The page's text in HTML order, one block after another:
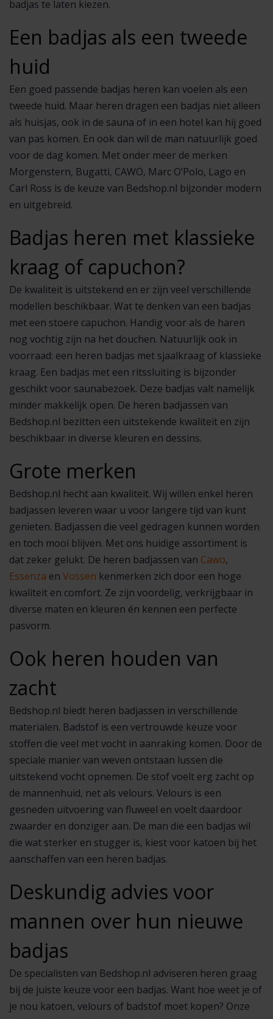
badjas te laten kiezen.
Een badjas als een tweede
huid
Een goed passende badjas heren kan voelen als een
tweede huid. Maar heren dragen een badjas niet alleen
als huisjas, ook in de sauna of in een hotel kan hij goed
van pas komen. En ook dan wil de man natuurlijk goed
voor de dag komen. Met onder meer de merken
Morgenstern, Bugatti, CAWÖ, Marc O’Polo, Lago en
Carl Ross is de keuze van Bedshop.nl bijzonder modern
en uitgebreid.
Badjas heren met klassieke
kraag of capuchon?
De kwaliteit is uitstekend en er zijn veel verschillende
modellen beschikbaar. Wat te denken van een badjas
met een stoere capuchon. Handig voor als de haren
nog vochtig zijn na het douchen. Natuurlijk ook in
voorraad: een heren badjas met sjaalkraag of klassieke
kraag. Een badjas met een ritssluiting is bijzonder
geschikt voor saunabezoek. Deze badjas valt namelijk
minder makkelijk open. De heren badjassen van
Bedshop.nl bezitten een uitstekende kwaliteit en zijn
beschikbaar in diverse kleuren en dessins.
Grote merken
Bedshop.nl hecht aan kwaliteit. Wij willen enkel heren
badjassen leveren waar u voor langere tijd van kunt
genieten. Badjassen die veel gedragen kunnen worden
en toch mooi blijven. Met ons huidige assortiment is
dat zeker gelukt. De heren badjassen van Cawo,
Essenza en Vossen kenmerken zich door een hoge
kwaliteit en comfort. Ze zijn voordelig, verkrijgbaar in
diverse maten en kleuren én kennen een perfecte
pasvorm.
Ook heren houden van
zacht
Bedshop.nl biedt heren badjassen in verschillende
materialen. Badstof is een vertrouwde keuze voor
stoffen die veel met vocht in aanraking komen. Door de
speciale manier van weven ontstaan lussen die
uitstekend vocht opnemen. De stof voelt erg zacht op
de mannenhuid, net als velours. Velours is een
gesneden uitvoering van fluweel en voelt daardoor
zwaarder en donziger aan. De man die een badjas wil
die wat sterker en stugger is, kiest voor katoen bij het
aanschaffen van een heren badjas.
Deskundig advies voor
mannen over hun nieuwe
badjas
De specialisten van Bedshop.nl adviseren heren graag
bij de juiste keuze voor een badjas. Want hoe weet je of
je nou katoen, velours of badstof moet kopen? Onze